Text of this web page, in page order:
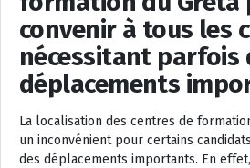
convenir à tous les
nécessitant parfois
déplacements
La localisation des centres de
un inconvénient pour certains
des déplacements importants. En